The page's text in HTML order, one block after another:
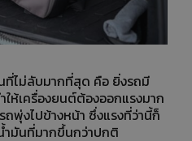
ที่ไม่ลับมากที่สุด คือ ยิ่งรถมี
ให้เครื่องยนต์ต้องออกแรงมาก
ถพุ่งไปข้างหน้า ซึ่งแรงที่ว่านี้ก็
ำมันที่มากขึ้นกว่าปกติ